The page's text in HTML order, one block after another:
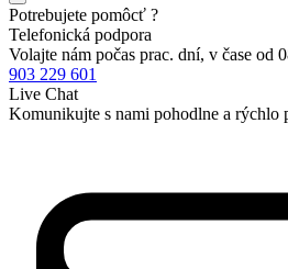
Potrebujete pomôcť ?
Telefonická podpora
Volajte nám počas prac. dní, v čase od
903 229 601
Live Chat
Komunikujte s nami pohodlne a rýchlo